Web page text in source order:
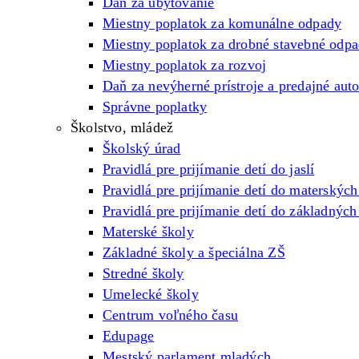
Miestny poplatok za komunálne odpady
Miestny poplatok za drobné stavebné
Miestny poplatok za rozvoj
Daň za nevýherné prístroje a predajné
Správne poplatky
Školstvo, mládež
Školský úrad
Pravidlá pre prijímanie detí do jaslí
Pravidlá pre prijímanie detí do
Pravidlá pre prijímanie detí do
Materské školy
Základné školy a špeciálna ZŠ
Stredné školy
Umelecké školy
Centrum voľného času
Edupage